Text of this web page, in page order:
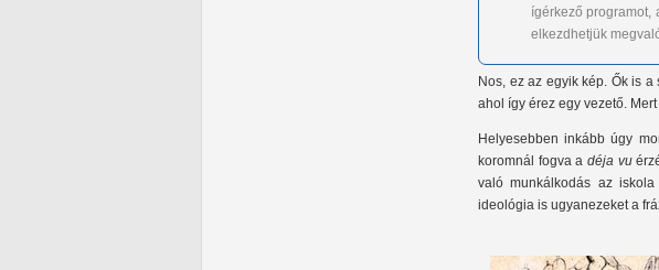
ígérkező programot,
elkezdhetjük
Nos, ez az egyik kép. Ők is
ahol így érez egy vezető.
Helyesebben inkább úgy
koromnál fogva adéja vu
való munkálkodás az
ideológia is ugyanezeket a